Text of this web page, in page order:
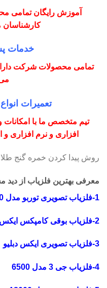
آموزش رایگان تمامی
خدمات
تمامی محصولات شرکت
تعمیرات
تیم متخصص ما با
افزاری و نرم افزاری و
روش پیدا کردن خمره گنج طلا
معرفی بهترین فلزیاب از دید
1-فلزیاب تصویری توربو مدل 20000
2-فلزیاب بوقی کامپکس ایکس 5
3-فلزیاب تصویری ایکس دبلیو
4-فلزیاب جی 3 مدل 6500